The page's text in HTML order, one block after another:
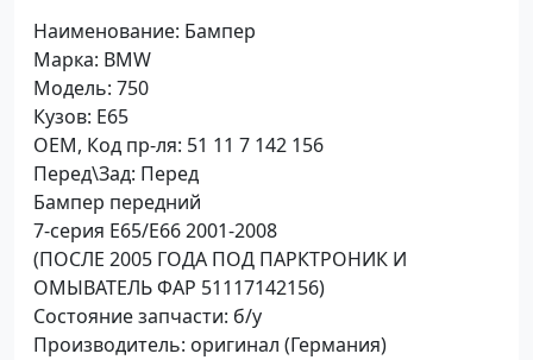
Наименование: Бампер
Марка: BMW
Модель: 750
Кузов: E65
OEM, Код пр-ля: 51 11 7 142 156
Перед\Зад: Перед
Бампер передний
7-серия E65/E66 2001-2008
(ПОСЛЕ 2005 ГОДА ПОД ПАРКТРОНИК И
ОМЫВАТЕЛЬ ФАР 51117142156)
Состояние запчасти: б/у
Производитель: оригинал (Германия)